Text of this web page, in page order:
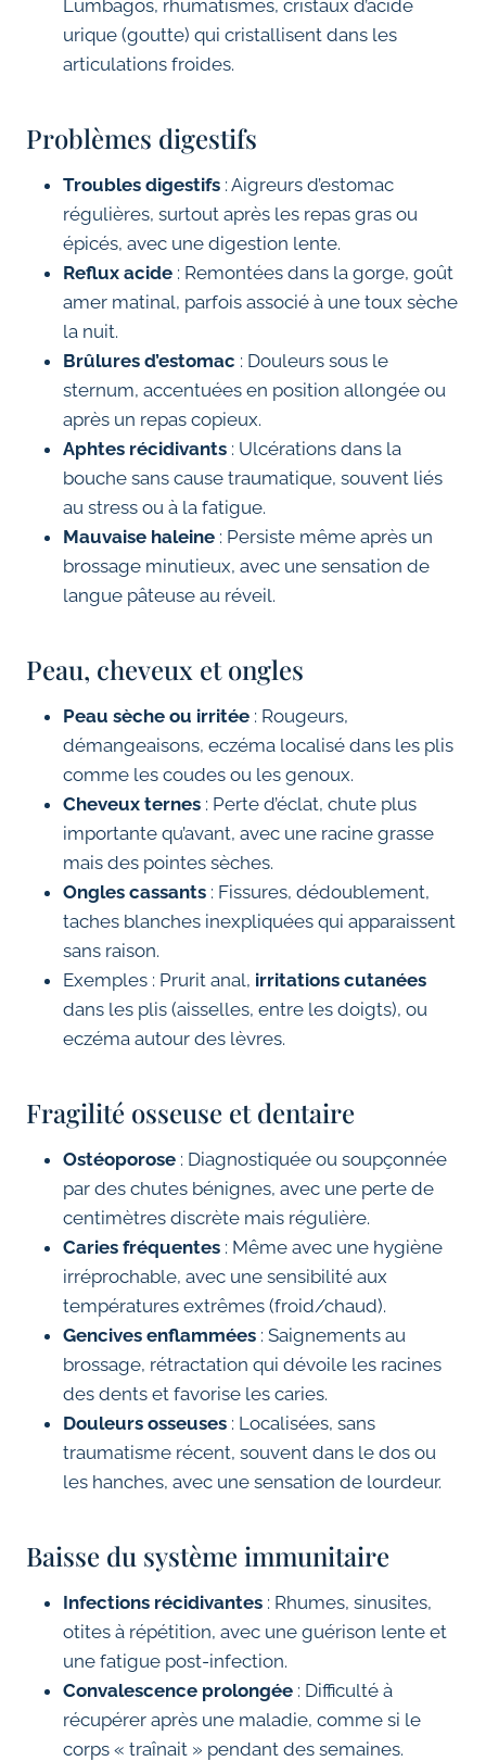
Lumbagos, rhumatismes, cristaux d’acide
urique (goutte) qui cristallisent dans les
articulations froides.
Problèmes digestifs
Troubles digestifs : Aigreurs d’estomac
régulières, surtout après les repas gras ou
épicés, avec une digestion lente.
Reflux acide : Remontées dans la gorge, goût
amer matinal, parfois associé à une toux sèche
la nuit.
Brûlures d’estomac : Douleurs sous le
sternum, accentuées en position allongée ou
après un repas copieux.
Aphtes récidivants : Ulcérations dans la
bouche sans cause traumatique, souvent liés
au stress ou à la fatigue.
Mauvaise haleine : Persiste même après un
brossage minutieux, avec une sensation de
langue pâteuse au réveil.
Peau, cheveux et ongles
Peau sèche ou irritée : Rougeurs,
démangeaisons, eczéma localisé dans les plis
comme les coudes ou les genoux.
Cheveux ternes : Perte d’éclat, chute plus
importante qu’avant, avec une racine grasse
mais des pointes sèches.
Ongles cassants : Fissures, dédoublement,
taches blanches inexpliquées qui apparaissent
sans raison.
Exemples : Prurit anal, irritations cutanées
dans les plis (aisselles, entre les doigts), ou
eczéma autour des lèvres.
Fragilité osseuse et dentaire
Ostéoporose : Diagnostiquée ou soupçonnée
par des chutes bénignes, avec une perte de
centimètres discrète mais régulière.
Caries fréquentes : Même avec une hygiène
irréprochable, avec une sensibilité aux
températures extrêmes (froid/chaud).
Gencives enflammées : Saignements au
brossage, rétractation qui dévoile les racines
des dents et favorise les caries.
Douleurs osseuses : Localisées, sans
traumatisme récent, souvent dans le dos ou
les hanches, avec une sensation de lourdeur.
Baisse du système immunitaire
Infections récidivantes : Rhumes, sinusites,
otites à répétition, avec une guérison lente et
une fatigue post-infection.
Convalescence prolongée : Difficulté à
récupérer après une maladie, comme si le
corps « traînait » pendant des semaines.